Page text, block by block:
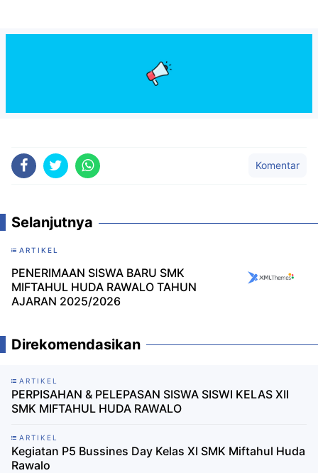
Komentar
Selanjutnya
ARTIKEL
PENERIMAAN SISWA BARU SMK
MIFTAHUL HUDA RAWALO TAHUN
AJARAN 2025/2026
Direkomendasikan
ARTIKEL
PERPISAHAN & PELEPASAN SISWA SISWI KELAS XII
SMK MIFTAHUL HUDA RAWALO
ARTIKEL
Kegiatan P5 Bussines Day Kelas XI SMK Miftahul Huda
Rawalo